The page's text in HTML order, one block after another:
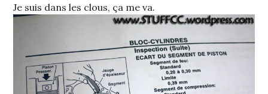
Je suis dans les clous, ça me va.